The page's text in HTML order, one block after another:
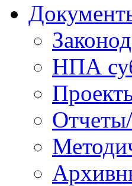
НПА